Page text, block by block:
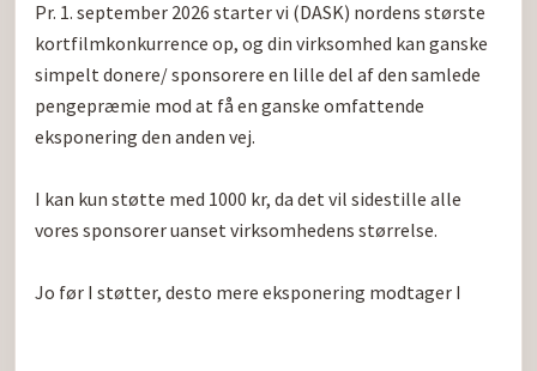
Pr. 1. september 2026 starter vi (DASK) nordens største
kortfilmkonkurrence op, og din virksomhed kan ganske
simpelt donere/ sponsorere en lille del af den samlede
pengepræmie mod at få en ganske omfattende
eksponering den anden vej.
I kan kun støtte med 1000 kr, da det vil sidestille alle
vores sponsorer uanset virksomhedens størrelse.
Jo før I støtter, desto mere eksponering modtager I